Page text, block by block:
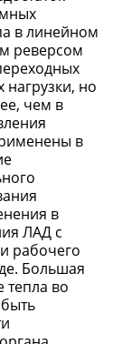
в линейном
реверсом
но
чем в
в
в
ЛАД с
рабочего
Большая
тепла во